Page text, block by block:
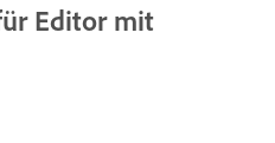
Editor mit